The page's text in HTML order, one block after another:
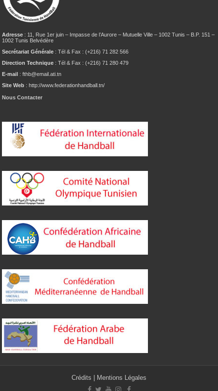
Adresse : 11, Rue 1er juin – Impasse de l’Aurore – Mutuelle Ville – 1002 Tunis – B.P. 151 –
1002 Tunis Belvédère
Secrétariat Générale : Tél & Fax : (+216) 71 282 566
Direction Technique : Tél & Fax : (+216) 71 280 479
E-mail : fthb@email.ati.tn
Site Web : http://www.federationhandball.tn/
Nous Contacter
Crédits Mentions Légales